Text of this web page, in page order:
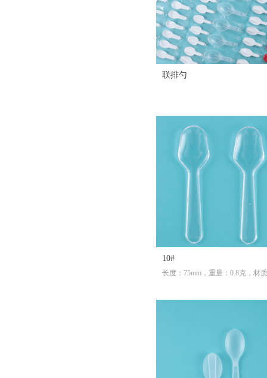
联排勺
10#
长度：75mm，重量：0.8克，材